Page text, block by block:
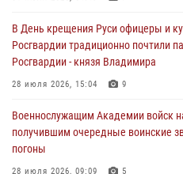
В День крещения Руси офицеры и
Росгвардии традиционно почтили
Росгвардии - князя Владимира
28 июля 2026, 15:04 9
Военнослужащим Академии войск
получившим очередные воинские
погоны
28 июля 2026, 09:09 5